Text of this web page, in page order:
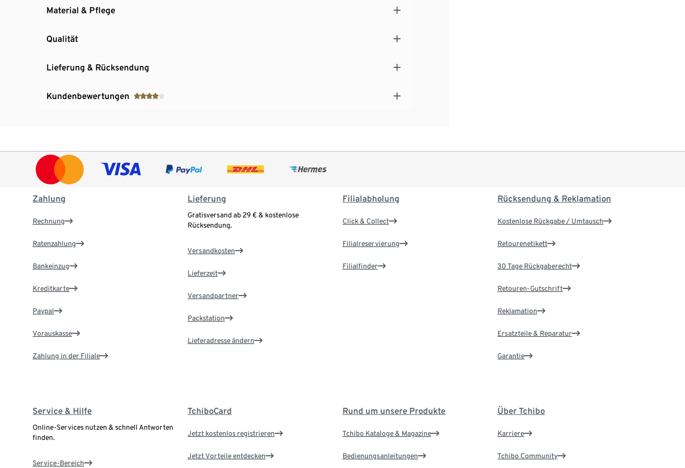
Material & Pflege
Qualität
Lieferung & Rücksendung
Kundenbewertungen
Zahlung
Rechnung
Ratenzahlung
Bankeinzug
Kreditkarte
Paypal
Vorauskasse
Zahlung in der Filiale
Lieferung
Gratisversand ab 29 € & kostenlose
Rücksendung.
Versandkosten
Lieferzeit
Versandpartner
Packstation
Lieferadresse ändern
Filialabholung
Click & Collect
Filialreservierung
Filialfinder
Rücksendung & Reklamation
Kostenlose Rückgabe / Umtausch
Retourenetikett
30 Tage Rückgaberecht
Retouren-Gutschrift
Reklamation
Ersatzteile & Reparatur
Garantie
Service & Hilfe
Online-Services nutzen & schnell Antworten
finden.
Service-Bereich
TchiboCard
Jetzt kostenlos registrieren
Jetzt Vorteile entdecken
Rund um unsere Produkte
Tchibo Kataloge & Magazine
Bedienungsanleitungen
Über Tchibo
Karriere
Tchibo Community